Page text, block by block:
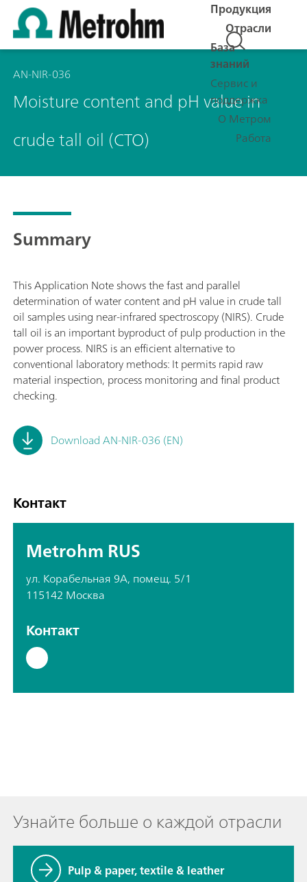
Продукция
Отрасли
База
знаний
Сервис и
поддержка
О Метром
Работа
AN-NIR-036
Moisture content and pH value in
crude tall oil (CTO)
Summary
This Application Note shows the fast and parallel
determination of water content and pH value in crude tall
oil samples using near-infrared spectroscopy (NIRS). Crude
tall oil is an important byproduct of pulp production in the
power process. NIRS is an efficient alternative to
conventional laboratory methods: It permits rapid raw
material inspection, process monitoring and final product
checking.
Download AN-NIR-036 (EN)
Контакт
Metrohm RUS
ул. Корабельная 9А, помещ. 5/1
115142 Москва
Контакт
Узнайте больше о каждой отрасли
Pulp & paper, textile & leather